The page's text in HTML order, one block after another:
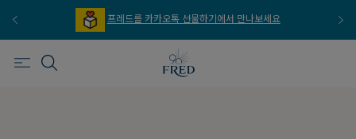
프레드를 카카오톡 선물하기에서 만나보세요